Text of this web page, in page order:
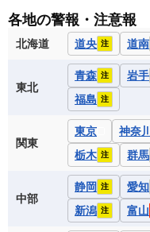
各地の警報・注意報
北海道 道央 注 道南
東北
青森 注 岩手
福島 注
関東
東京 神奈川
栃木 注 群馬
中部
静岡 注 愛知
新潟 注 富山